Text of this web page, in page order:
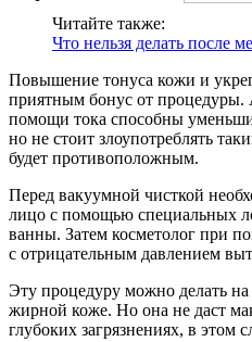
Читайте также:
Что нельзя делать после
Повышение тонуса кожи и
приятным бонус от процедуры.
помощи тока способны
но не стоит злоупотреблять
будет противоположным.
Перед вакуумной чисткой
лицо с помощью специальных
ванны. Затем косметолог при
с отрицательным давлением
Эту процедуру можно делать
жирной коже. Но она не даст
глубоких загрязнениях, в этом